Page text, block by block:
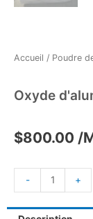
Accueil / Poudre
Oxyde
$800.00 /
- +